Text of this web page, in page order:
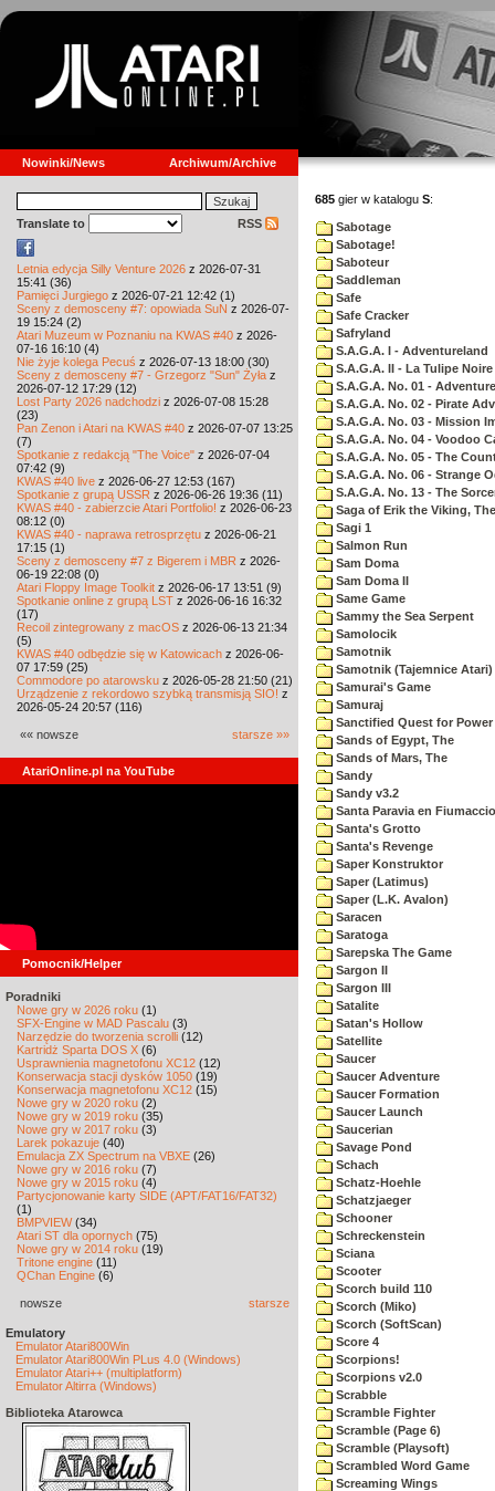
Nowinki/News Archiwum/Archive
Translate to RSS
Letnia edycja Silly Venture 2026 z 2026-07-31
15:41 (36)
Pamięci Jurgiego z 2026-07-21 12:42 (1)
Sceny z demosceny #7: opowiada SuN z 2026-07-
19 15:24 (2)
Atari Muzeum w Poznaniu na KWAS #40 z 2026-
07-16 16:10 (4)
Nie żyje kolega Pecuś z 2026-07-13 18:00 (30)
Sceny z demosceny #7 - Grzegorz "Sun" Żyła z
2026-07-12 17:29 (12)
Lost Party 2026 nadchodzi z 2026-07-08 15:28
(23)
Pan Zenon i Atari na KWAS #40 z 2026-07-07 13:25
(7)
Spotkanie z redakcją "The Voice" z 2026-07-04
07:42 (9)
KWAS #40 live z 2026-06-27 12:53 (167)
Spotkanie z grupą USSR z 2026-06-26 19:36 (11)
KWAS #40 - zabierzcie Atari Portfolio! z 2026-06-23
08:12 (0)
KWAS #40 - naprawa retrosprzętu z 2026-06-21
17:15 (1)
Sceny z demosceny #7 z Bigerem i MBR z 2026-
06-19 22:08 (0)
Atari Floppy Image Toolkit z 2026-06-17 13:51 (9)
Spotkanie online z grupą LST z 2026-06-16 16:32
(17)
Recoil zintegrowany z macOS z 2026-06-13 21:34
(5)
KWAS #40 odbędzie się w Katowicach z 2026-06-
07 17:59 (25)
Commodore po atarowsku z 2026-05-28 21:50 (21)
Urządzenie z rekordowo szybką transmisją SIO! z
2026-05-24 20:57 (116)
«« nowsze starsze »»
AtariOnline.pl na YouTube
Pomocnik/Helper
Poradniki
Nowe gry w 2026 roku (1)
SFX-Engine w MAD Pascalu (3)
Narzędzie do tworzenia scrolli (12)
Kartridż Sparta DOS X (6)
Usprawnienia magnetofonu XC12 (12)
Konserwacja stacji dysków 1050 (19)
Konserwacja magnetofonu XC12 (15)
Nowe gry w 2020 roku (2)
Nowe gry w 2019 roku (35)
Nowe gry w 2017 roku (3)
Larek pokazuje (40)
Emulacja ZX Spectrum na VBXE (26)
Nowe gry w 2016 roku (7)
Nowe gry w 2015 roku (4)
Partycjonowanie karty SIDE (APT/FAT16/FAT32)
(1)
BMPVIEW(34)
Atari ST dla opornych (75)
Nowe gry w 2014 roku (19)
Tritone engine (11)
QChan Engine (6)
nowsze starsze
Emulatory
Emulator Atari800Win
Emulator Atari800Win PLus 4.0 (Windows)
Emulator Atari++ (multiplatform)
Emulator Altirra (Windows)
Biblioteka Atarowca
685 gier w katalogu S:
Sabotage
Sabotage!
Saboteur
Saddleman
Safe
Safe Cracker
Safryland
S.A.G.A. I - Adventureland
S.A.G.A. II - La Tulipe Noire
S.A.G.A. No. 01 -
S.A.G.A. No. 02 - Pirate
S.A.G.A. No. 03 - Mission
S.A.G.A. No. 04 - Voodoo
S.A.G.A. No. 05 - The
S.A.G.A. No. 06 - Strange
S.A.G.A. No. 13 - The
Saga of Erik the Viking, The
Sagi 1
Salmon Run
Sam Doma
Sam Doma II
Same Game
Sammy the Sea Serpent
Samolocik
Samotnik
Samotnik (Tajemnice Atari)
Samurai's Game
Samuraj
Sanctified Quest for Power
Sands of Egypt, The
Sands of Mars, The
Sandy
Sandy v3.2
Santa Paravia en Fiumaccio
Santa's Grotto
Santa's Revenge
Saper Konstruktor
Saper (Latimus)
Saper (L.K. Avalon)
Saracen
Saratoga
Sarepska The Game
Sargon II
Sargon III
Satalite
Satan's Hollow
Satellite
Saucer
Saucer Adventure
Saucer Formation
Saucer Launch
Saucerian
Savage Pond
Schach
Schatz-Hoehle
Schatzjaeger
Schooner
Schreckenstein
Sciana
Scooter
Scorch build 110
Scorch (Miko)
Scorch (SoftScan)
Score 4
Scorpions!
Scorpions v2.0
Scrabble
Scramble Fighter
Scramble (Page 6)
Scramble (Playsoft)
Scrambled Word Game
Screaming Wings